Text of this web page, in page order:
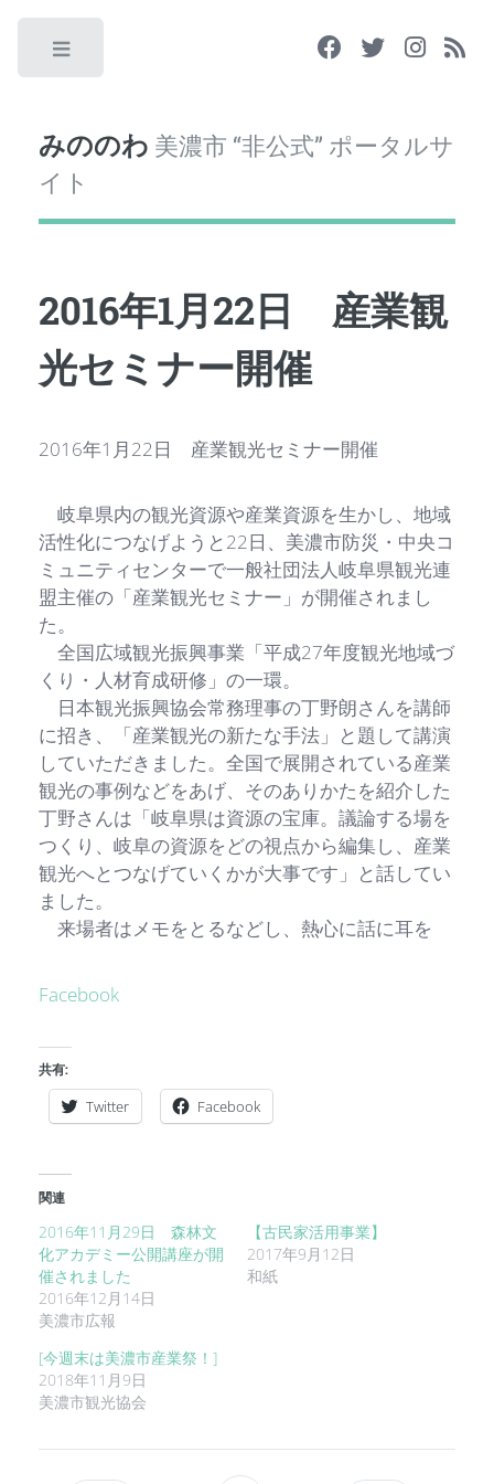
みののわ 美濃市 “非公式” ポータルサ
イト
2016年1月22日 産業観
光セミナー開催
2016年1月22日 産業観光セミナー開催
岐阜県内の観光資源や産業資源を生かし、地域
活性化につなげようと22日、美濃市防災・中央コ
ミュニティセンターで一般社団法人岐阜県観光連
盟主催の「産業観光セミナー」が開催されまし
た。
全国広域観光振興事業「平成27年度観光地域づ
くり・人材育成研修」の一環。
日本観光振興協会常務理事の丁野朗さんを講師
に招き、「産業観光の新たな手法」と題して講演
していただきました。全国で展開されている産業
観光の事例などをあげ、そのありかたを紹介した
丁野さんは「岐阜県は資源の宝庫。議論する場を
つくり、岐阜の資源をどの視点から編集し、産業
観光へとつなげていくかが大事です」と話してい
ました。
来場者はメモをとるなどし、熱心に話に耳を
Facebook
共有:
Twitter Facebook
関連
2016年11月29日 森林文
化アカデミー公開講座が開
催されました
2016年12月14日
美濃市広報
【古民家活用事業】
2017年9月12日
和紙
[今週末は美濃市産業祭！]
2018年11月9日
美濃市観光協会
Toggle